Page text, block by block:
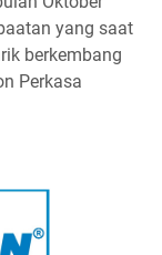
yang saat
berkembang
Perkasa